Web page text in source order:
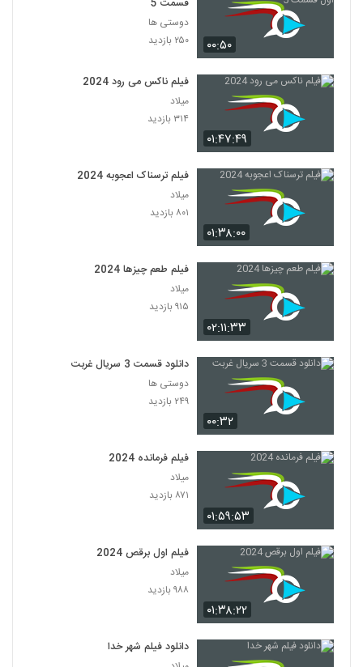
۰۰:۵۰
قسمت 5
دوستی ها
۲۵۰ بازدید
۰۱:۴۷:۴۹
فیلم ناکس می رود 2024
میلاد
۳۱۴ بازدید
۰۱:۳۸:۰۰
فیلم ترسناک اعجوبه 2024
میلاد
۸۰۱ بازدید
۰۲:۱۱:۳۳
فیلم طعم چیزها 2024
میلاد
۹۱۵ بازدید
۰۰:۳۲
دانلود قسمت 3 سریال غربت
دوستی ها
۲۴۹ بازدید
۰۱:۵۹:۵۳
فیلم فرمانده 2024
میلاد
۸۷۱ بازدید
۰۱:۳۸:۲۲
فیلم اول برقص 2024
میلاد
۹۸۸ بازدید
دانلود فیلم شهر خدا